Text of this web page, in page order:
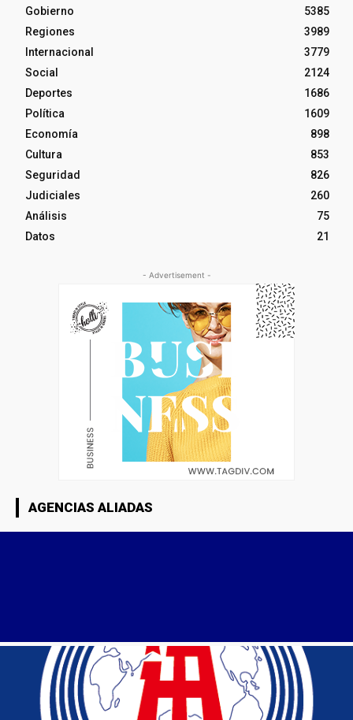
Gobierno
5385
Regiones
3989
Internacional
3779
Social
2124
Deportes
1686
Política
1609
Economía
898
Cultura
853
Seguridad
826
Judiciales
260
Análisis
75
Datos
21
- Advertisement -
AGENCIAS ALIADAS